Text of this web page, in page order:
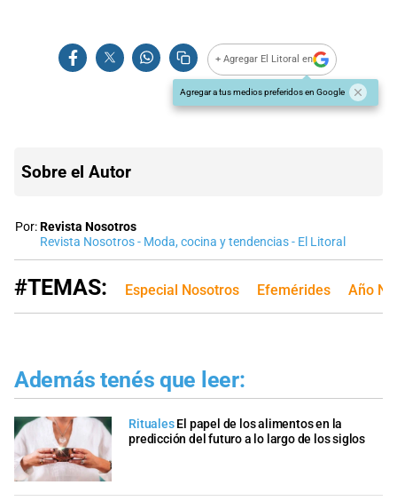
+ Agregar El Litoral en
Agregar a tus medios preferidos en Google
Sobre el Autor
Por:Revista Nosotros
Revista Nosotros - Moda, cocina y tendencias - El Litoral
#TEMAS: Especial Nosotros Efemérides Año
Además tenés que leer:
RitualesEl papel de los alimentos en la
predicción del futuro a lo largo de los siglos